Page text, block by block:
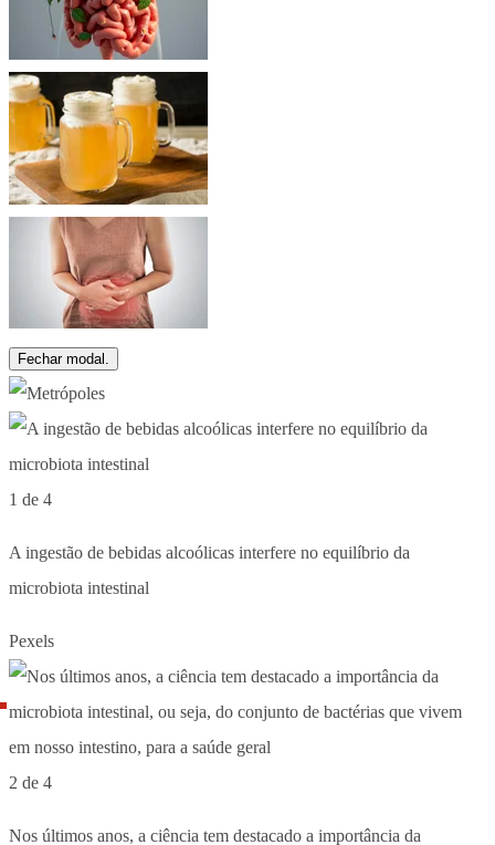
Fechar modal.
1 de 4
A ingestão de bebidas alcoólicas interfere no equilíbrio da
microbiota intestinal
Pexels
2 de 4
Nos últimos anos, a ciência tem destacado a importância da